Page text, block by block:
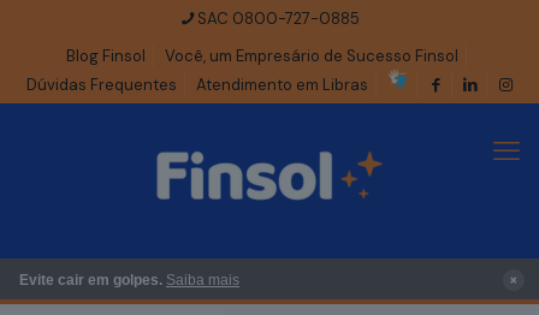
SAC 0800-727-0885
Blog Finsol
Você, um Empresário de Sucesso Finsol
Dúvidas Frequentes
Atendimento em Libras
Evite cair em golpes. Saiba mais ×